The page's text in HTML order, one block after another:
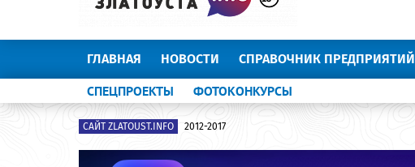
ГЛАВНАЯ НОВОСТИ СПРАВОЧНИК ПРЕДПРИЯТИЙ
СПЕЦПРОЕКТЫ ФОТОКОНКУРСЫ
САЙТ ZLATOUST.INFO 2012-2017